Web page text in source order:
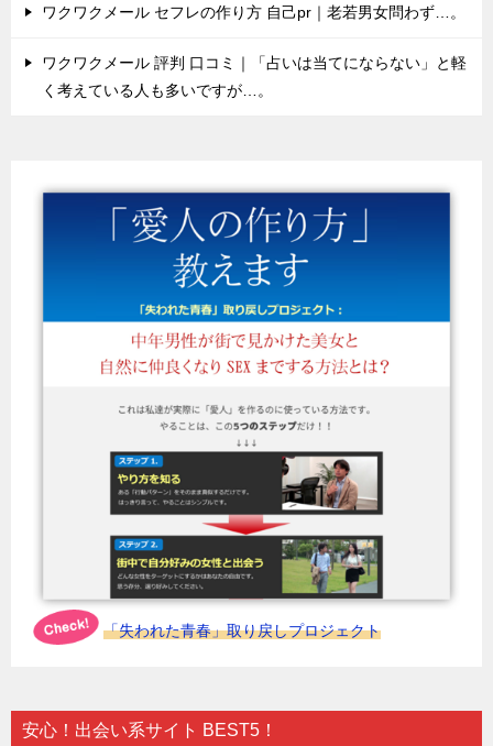
ワクワクメール セフレの作り方 自己pr｜老若男女問わず…。
ワクワクメール 評判 口コミ｜「占いは当てにならない」と軽
く考えている人も多いですが…。
「失われた青春」取り戻しプロジェクト
安心！出会い系サイト BEST5！